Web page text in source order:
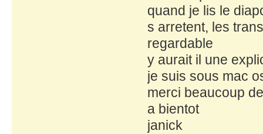
quand je lis le
s arretent, les
regardable
y aurait il une
je suis sous mac
merci beaucoup
a bientot
janick